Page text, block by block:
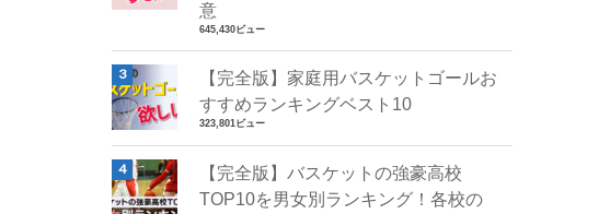
意
645,430ビュー
【完全版】家庭用バスケットゴールお
すすめランキングベスト10
323,801ビュー
【完全版】バスケットの強豪高校
TOP10を男女別ランキング！各校の